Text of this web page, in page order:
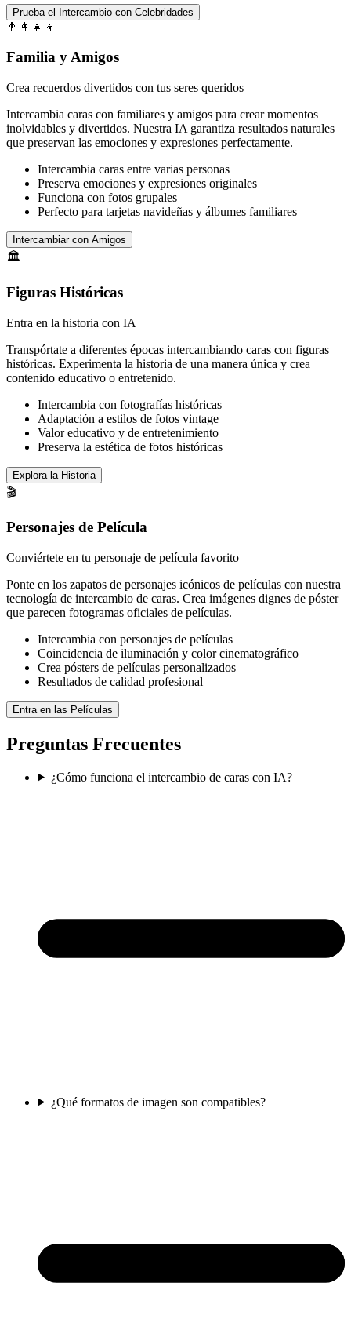
Prueba el Intercambio con Celebridades
👨‍👩‍👧‍👦
Familia y Amigos
Crea recuerdos divertidos con tus seres queridos
Intercambia caras con familiares y amigos para crear momentos
inolvidables y divertidos. Nuestra IA garantiza resultados naturales
que preservan las emociones y expresiones perfectamente.
Intercambia caras entre varias personas
Preserva emociones y expresiones originales
Funciona con fotos grupales
Perfecto para tarjetas navideñas y álbumes familiares
Intercambiar con Amigos
🏛️
Figuras Históricas
Entra en la historia con IA
Transpórtate a diferentes épocas intercambiando caras con figuras
históricas. Experimenta la historia de una manera única y crea
contenido educativo o entretenido.
Intercambia con fotografías históricas
Adaptación a estilos de fotos vintage
Valor educativo y de entretenimiento
Preserva la estética de fotos históricas
Explora la Historia
🎬
Personajes de Película
Conviértete en tu personaje de película favorito
Ponte en los zapatos de personajes icónicos de películas con nuestra
tecnología de intercambio de caras. Crea imágenes dignes de póster
que parecen fotogramas oficiales de películas.
Intercambia con personajes de películas
Coincidencia de iluminación y color cinematográfico
Crea pósters de películas personalizados
Resultados de calidad profesional
Entra en las Películas
Preguntas Frecuentes
¿Cómo funciona el intercambio de caras con IA?
¿Qué formatos de imagen son compatibles?